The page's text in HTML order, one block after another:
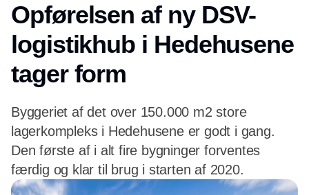
Opførelsen af ny DSV-
logistikhub i Hedehusene
tager form
Byggeriet af det over 150.000 m2 store
lagerkompleks i Hedehusene er godt i gang.
Den første af i alt fire bygninger forventes
færdig og klar til brug i starten af 2020.